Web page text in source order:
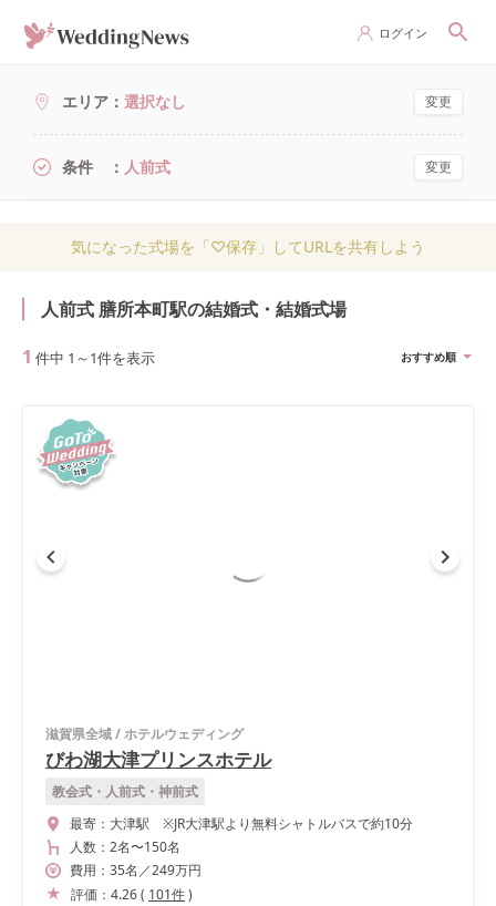
ログイン
エリア 選択なし 変更
条件 人前式 変更
気になった式場を「♡保存」してURLを共有しよう
人前式 膳所本町駅の結婚式・結婚式場
1 件中 1 ～ 1件を表示 おすすめ順
滋賀県全域/ホテルウェディング
びわ湖大津プリンスホテル
教会式・人前式・神前式
最寄： 大津駅 ※JR大津駅より無料シャトルバスで約10分
人数： 2名〜150名
費用： 35名 ／249万円
評価： 4.26( 101件)